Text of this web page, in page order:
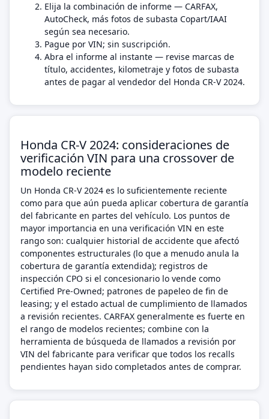
Elija la combinación de informe — CARFAX,
AutoCheck, más fotos de subasta Copart/IAAI
según sea necesario.
Pague por VIN; sin suscripción.
Abra el informe al instante — revise marcas de
título, accidentes, kilometraje y fotos de subasta
antes de pagar al vendedor del Honda CR-V 2024.
Honda CR-V 2024: consideraciones de
verificación VIN para una crossover de
modelo reciente
Un Honda CR-V 2024 es lo suficientemente reciente
como para que aún pueda aplicar cobertura de garantía
del fabricante en partes del vehículo. Los puntos de
mayor importancia en una verificación VIN en este
rango son: cualquier historial de accidente que afectó
componentes estructurales (lo que a menudo anula la
cobertura de garantía extendida); registros de
inspección CPO si el concesionario lo vende como
Certified Pre-Owned; patrones de papeleo de fin de
leasing; y el estado actual de cumplimiento de llamados
a revisión recientes. CARFAX generalmente es fuerte en
el rango de modelos recientes; combine con la
herramienta de búsqueda de llamados a revisión por
VIN del fabricante para verificar que todos los recalls
pendientes hayan sido completados antes de comprar.